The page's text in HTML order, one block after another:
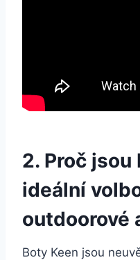
2. Proč jsou
ideální
outdoorové
Boty Keen ⁤jsou